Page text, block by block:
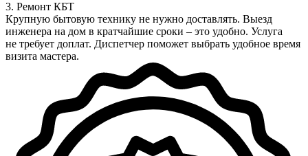
3. Ремонт КБТ
Крупную бытовую технику не нужно доставлять. Выезд
инженера на дом в кратчайшие сроки – это удобно. Услуга
не требует доплат. Диспетчер поможет выбрать удобное время
визита мастера.